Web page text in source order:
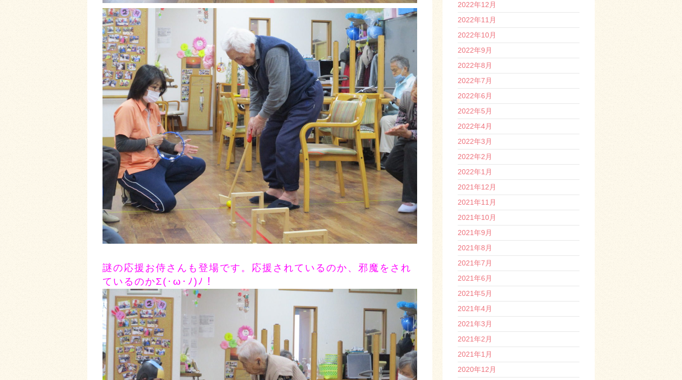
謎の応援お侍さんも登場です。応援されているのか、邪魔をされ
ているのかΣ(･ω･ﾉ)ﾉ！
2022年12月
2022年11月
2022年10月
2022年9月
2022年8月
2022年7月
2022年6月
2022年5月
2022年4月
2022年3月
2022年2月
2022年1月
2021年12月
2021年11月
2021年10月
2021年9月
2021年8月
2021年7月
2021年6月
2021年5月
2021年4月
2021年3月
2021年2月
2021年1月
2020年12月